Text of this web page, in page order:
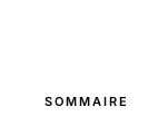
SOMMAIRE